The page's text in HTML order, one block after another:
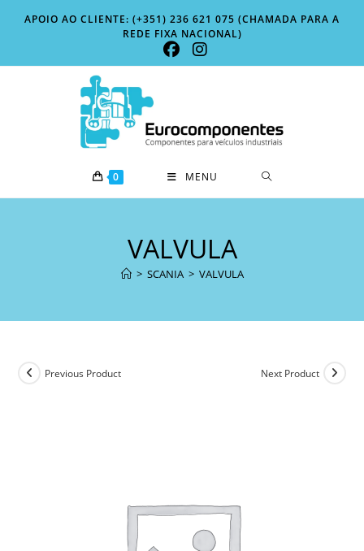
APOIO AO CLIENTE: (+351) 236 621 075 (CHAMADA PARA A
REDE FIXA NACIONAL)
0 MENU
VALVULA
> SCANIA > VALVULA
Previous Product Next Product